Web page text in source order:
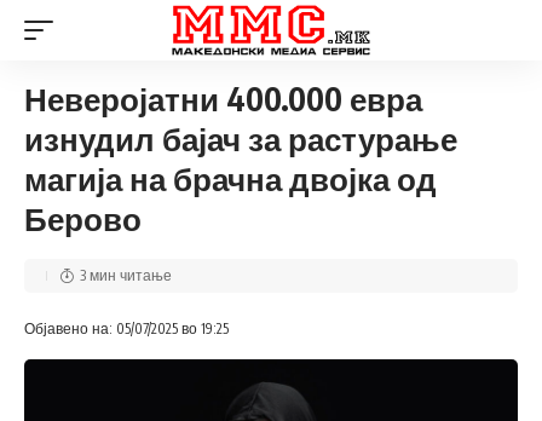
Неверојатни 400.000 евра
изнудил бајач за растурање
магија на брачна двојка од
Берово
Објавено на: 05/07/2025 во 19:25
3 мин читање